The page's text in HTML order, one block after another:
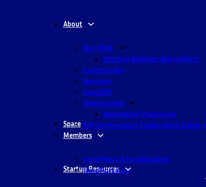
About
Our DNA
Startup Buddies @InnoPort
Community
Services
inno330
Testimonial
Marketing Practicum
5th Anniversary Celebration Gallery
Space
Members
InnoPeers & InnoBuddies
InnoPort App
Startup Resources